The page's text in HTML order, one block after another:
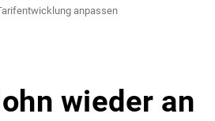
anpassen
wieder an